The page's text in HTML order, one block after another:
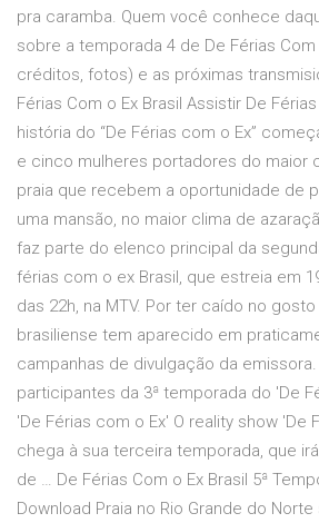
pra caramba. Quem você conhece
sobre a temporada 4 de De Férias Com
créditos, fotos) e as próximas
Férias Com o Ex Brasil Assistir De
história do “De Férias com o Ex”
e cinco mulheres portadores do maior
praia que recebem a oportunidade de
uma mansão, no maior clima de
faz parte do elenco principal da
férias com o ex Brasil, que estreia em
das 22h, na MTV. Por ter caído no
brasiliense tem aparecido em
campanhas de divulgação da
participantes da 3ª temporada do 'De
'De Férias com o Ex' O reality show 'De
chega à sua terceira temporada, que
de … De Férias Com o Ex Brasil 5ª
Download Praia no Rio Grande do